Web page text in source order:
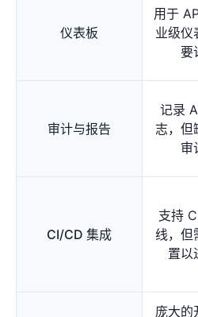
仪表板
用于
业级仪
要
审计与报告
记录
志，但
审
CI/CD 集成
支持
线，但
置以
庞大的